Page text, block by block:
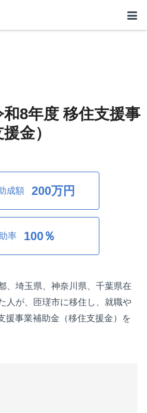
8年度 移住支援事
金）
成額 200万円
率 100％
、埼玉県、神奈川県、千葉県在
人が、匝瑳市に移住し、就職や
援事業補助金（移住支援金）を